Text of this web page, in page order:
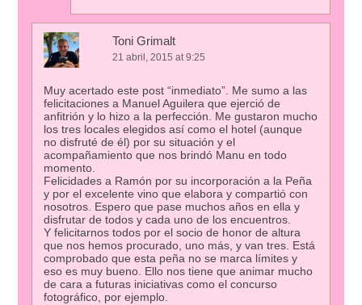
Toni Grimalt
21 abril, 2015 at 9:25
Muy acertado este post “inmediato”. Me sumo a las
felicitaciones a Manuel Aguilera que ejerció de
anfitrión y lo hizo a la perfección. Me gustaron mucho
los tres locales elegidos así como el hotel (aunque
no disfruté de él) por su situación y el
acompañamiento que nos brindó Manu en todo
momento.
Felicidades a Ramón por su incorporación a la Peña
y por el excelente vino que elabora y compartió con
nosotros. Espero que pase muchos años en ella y
disfrutar de todos y cada uno de los encuentros.
Y felicitarnos todos por el socio de honor de altura
que nos hemos procurado, uno más, y van tres. Está
comprobado que esta peña no se marca límites y
eso es muy bueno. Ello nos tiene que animar mucho
de cara a futuras iniciativas como el concurso
fotográfico, por ejemplo.